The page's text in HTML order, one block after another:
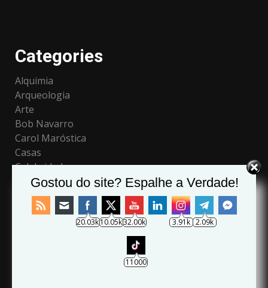
Categories
Alquimia
Arqueologia
Arte
Bob Navarro
Carol Maróstica
Casas
Celebridades
Ciência
Conscienciologia
Curiosidades
Daniela Cristina
Gostou do site? Espalhe a Verdade!
20.03k10.05k32.00k 3.91k 2.09k
11000